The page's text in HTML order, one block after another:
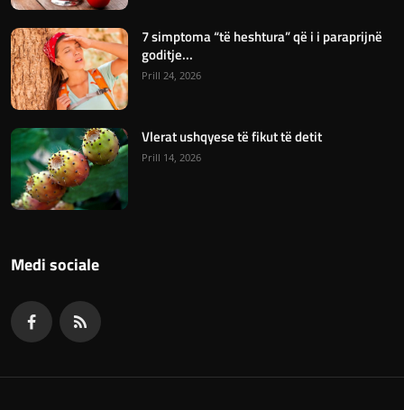
7 simptoma “të heshtura” që i i paraprijnë
goditje...
Prill 24, 2026
Vlerat ushqyese të fikut të detit
Prill 14, 2026
Medi sociale